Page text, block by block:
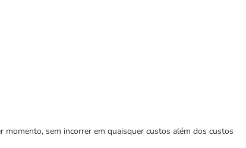
sem incorrer em quaisquer custos além dos custos